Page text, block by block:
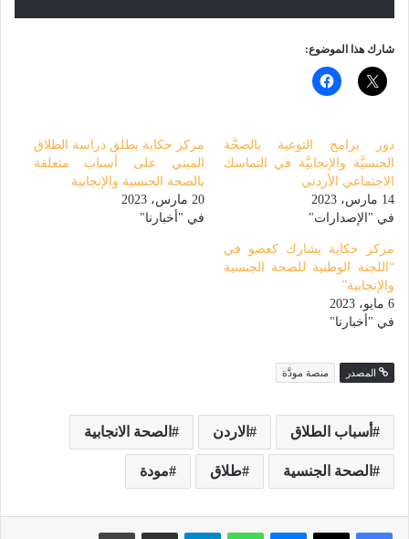
شارك هذا الموضوع:
دور برامج التوعية بالصحَّة
الجنسيَّة والإنجابيَّة في التماسك
الاجتماعي الأردني
14 مارس، 2023
في "الإصدارات"
مركز حكاية يطلق دراسة الطلاق
المبني على أسباب متعلقة
بالصحة الجنسية والإنجابية
20 مارس، 2023
في "أخبارنا"
مركز حكاية يشارك كعضو في
“اللجنة الوطنية للصحة الجنسية
والإنجابية”
6 مايو، 2023
في "أخبارنا"
المصدر منصة مودَّة
أسباب الطلاق الاردن الصحة الانجابية
الصحة الجنسية طلاق مودة
ماسنجر واتساب تيلقرام مشاركة عبر البريد طباعة